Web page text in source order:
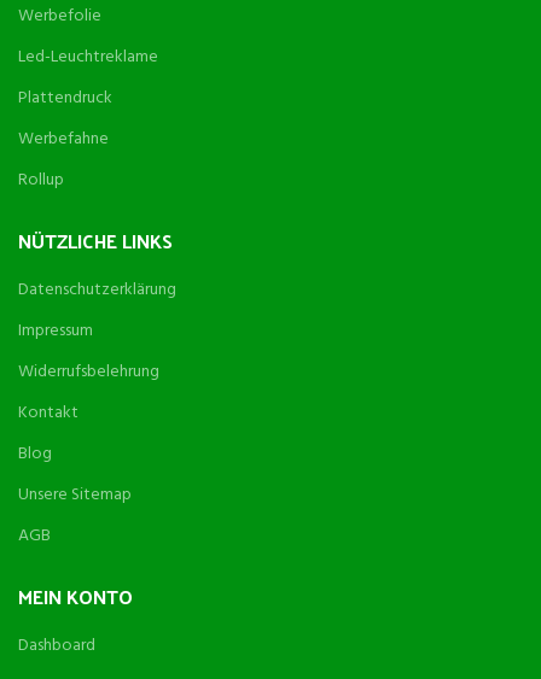
Werbefolie
Led-Leuchtreklame
Plattendruck
Werbefahne
Rollup
NÜTZLICHE LINKS
Datenschutzerklärung
Impressum
Widerrufsbelehrung
Kontakt
Blog
Unsere Sitemap
AGB
MEIN KONTO
Dashboard